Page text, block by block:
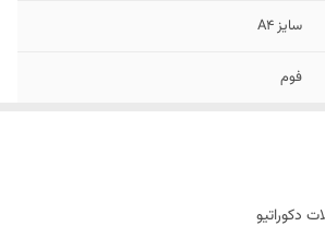
سایز A4
فوم
دکوراتیو